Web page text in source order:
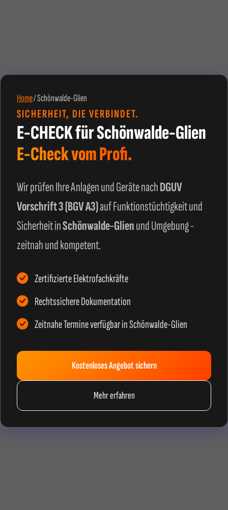
Home/Schönwalde-Glien
SICHERHEIT, DIE VERBINDET.
E-CHECK für Schönwalde-Glien
E-Check vom Profi.
Wir prüfen Ihre Anlagen und Geräte nachDGUV
Vorschrift 3 (BGV A3)auf Funktionstüchtigkeit und
Sicherheit inSchönwalde-Glienund Umgebung -
zeitnah und kompetent.
Zertifizierte Elektrofachkräfte
Rechtssichere Dokumentation
Zeitnahe Termine verfügbar in Schönwalde-Glien
Kostenloses Angebot sichern
Mehr erfahren